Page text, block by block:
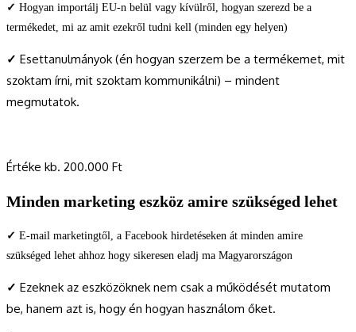
✓ Hogyan importálj EU-n belül vagy kívülről, hogyan szerezd be a
termékedet, mi az amit ezekről tudni kell (minden egy helyen)
✓ Esettanulmányok (én hogyan szerzem be a termékemet, mit
szoktam írni, mit szoktam kommunikálni) – mindent
megmutatok.
Értéke kb. 200.000 Ft
Minden marketing eszköz amire szükséged lehet
✓ E-mail marketingtől, a Facebook hirdetéseken át minden amire
szükséged lehet ahhoz hogy sikeresen eladj ma Magyarországon
✓ Ezeknek az eszközöknek nem csak a működését mutatom
be, hanem azt is, hogy én hogyan használom őket.